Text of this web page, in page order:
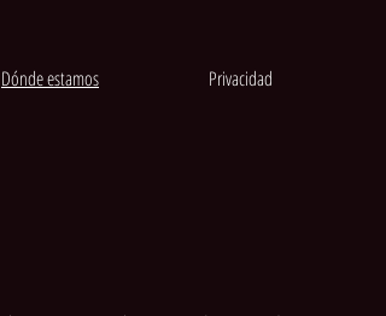
Dónde estamos Privacidad